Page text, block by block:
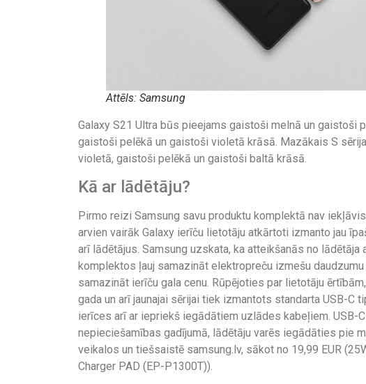
Attēls: Samsung
Galaxy S21 Ultra būs pieejams gaistoši melnā un gaistoši
gaistoši pelēkā un gaistoši violetā krāsā. Mazākais S
violetā, gaistoši pelēkā un gaistoši baltā krāsā.
Kā ar lādētāju?
Pirmo reizi Samsung savu produktu komplektā nav
arvien vairāk Galaxy ierīču lietotāju atkārtoti izmanto jau
arī lādētājus. Samsung uzskata, ka atteikšanās no lādētāja
komplektos ļauj samazināt elektropreču izmešu
samazināt ierīču gala cenu. Rūpējoties par lietotāju
gada un arī jaunajai sērijai tiek izmantots standarta USB-
ierīces arī ar iepriekš iegādātiem uzlādes kabeļiem. USB-
nepieciešamības gadījumā, lādētāju varēs iegādāties pie
veikalos un tiešsaistē samsung.lv, sākot no 19,99 EUR
Charger PAD (EP-P1300T)).